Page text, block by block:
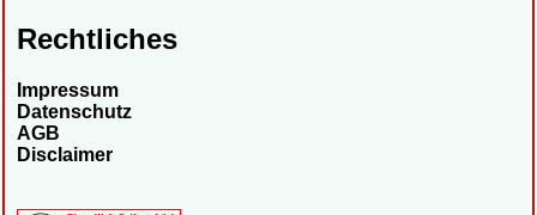
Rechtliches
Impressum
Datenschutz
AGB
Disclaimer